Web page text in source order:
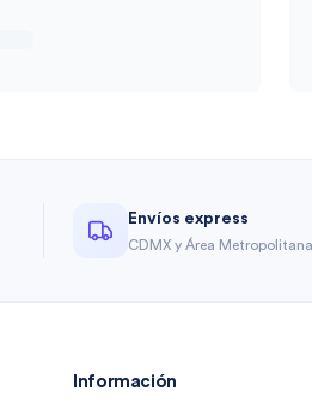
Envíos express
CDMX y Área Metropolitana
Información